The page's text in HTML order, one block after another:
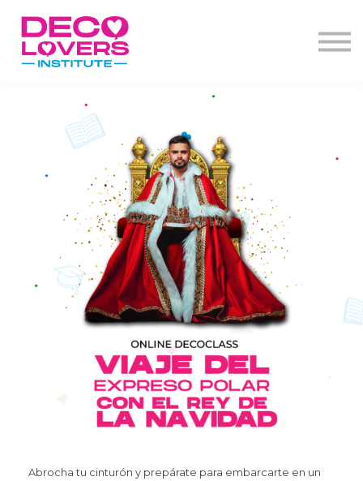
Diplomado
Actos de grado
Iniciar Sesión
Abrocha tu cinturón y prepárate para embarcarte en un